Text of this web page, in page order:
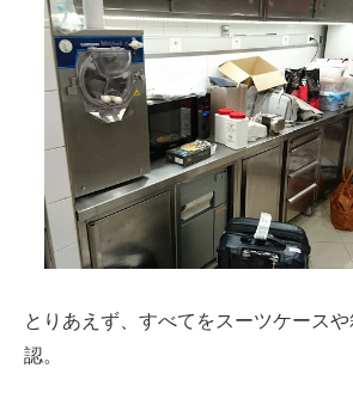
とりあえず、すべてをスーツケース
認。